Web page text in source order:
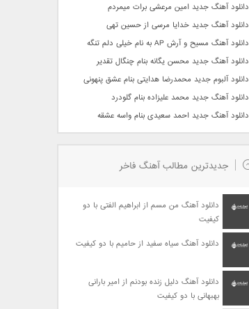
دانلود آهنگ جدید امین مرعشی برات میمردم
دانلود آهنگ جدید خدایا مرسی از حسین تهی
دانلود آهنگ مسیح و آرش AP به نام خیلی دلم تنگه
دانلود آهنگ جدید محسن یگانه بنام چنگال تقدیر
دانلود آلبوم جدید محمدرضا هدایتی بنام عشق پنهونی
دانلود آهنگ جدید محمد علیزاده بنام گلودرد
دانلود آهنگ جدید احمد سعیدی بنام واسه عشقه
جدیدترین مطالب آهنگ فاخر
دانلود آهنگ من مسم از ابراهیم الفتی با دو
کیفیت
دانلود آهنگ سیاه سفید از حامیم با دو کیفیت
دانلود آهنگ دلیل زنده بودنم از امیر بارانی
بهبهانی با دو کیفیت